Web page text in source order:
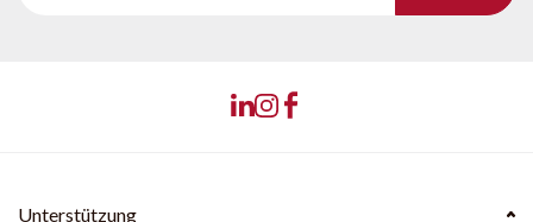
Unterstützung